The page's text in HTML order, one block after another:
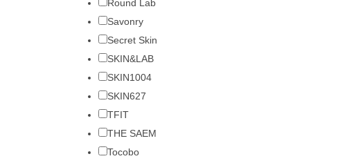
Round Lab
Savonry
Secret Skin
SKIN&LAB
SKIN1004
SKIN627
TFIT
THE SAEM
Tocobo